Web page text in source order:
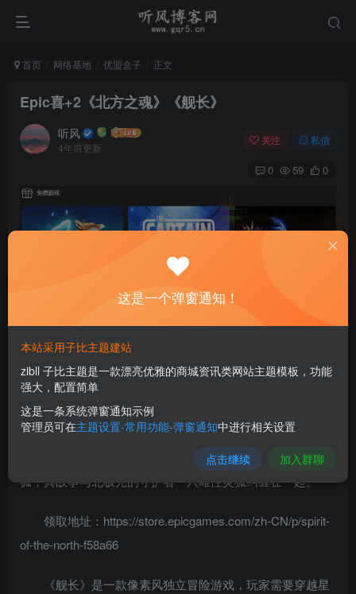
首页 网络基地 优盟盒子 正文
Epic喜+2《北方之魂》《舰长》
听风
4年前更新
关注 私信
0 59 0
9月16日置顶新一期：本周又有免费游戏领了
《北方之魂》是一款单人第三人称冒险游戏，灵感来自
冰岛令人叹为观止的神秘景观。玩家将扮演一只普通的红
狐，其故事与北极光的守护者一只雌性灵狐纠缠在一起。
领取地址：https://store.epicgames.com/zh-CN/p/spirit-
of-the-north-f58a66
《舰长》是一款像素风独立冒险游戏，玩家需要穿越星
这是一个弹窗通知！
本站采用子比主题建站
zibll 子比主题是一款漂亮优雅的商城资讯类网站主题模板，功能
强大，配置简单
这是一条系统弹窗通知示例
管理员可在主题设置-常用功能-弹窗通知中进行相关设置
点击继续 加入群聊